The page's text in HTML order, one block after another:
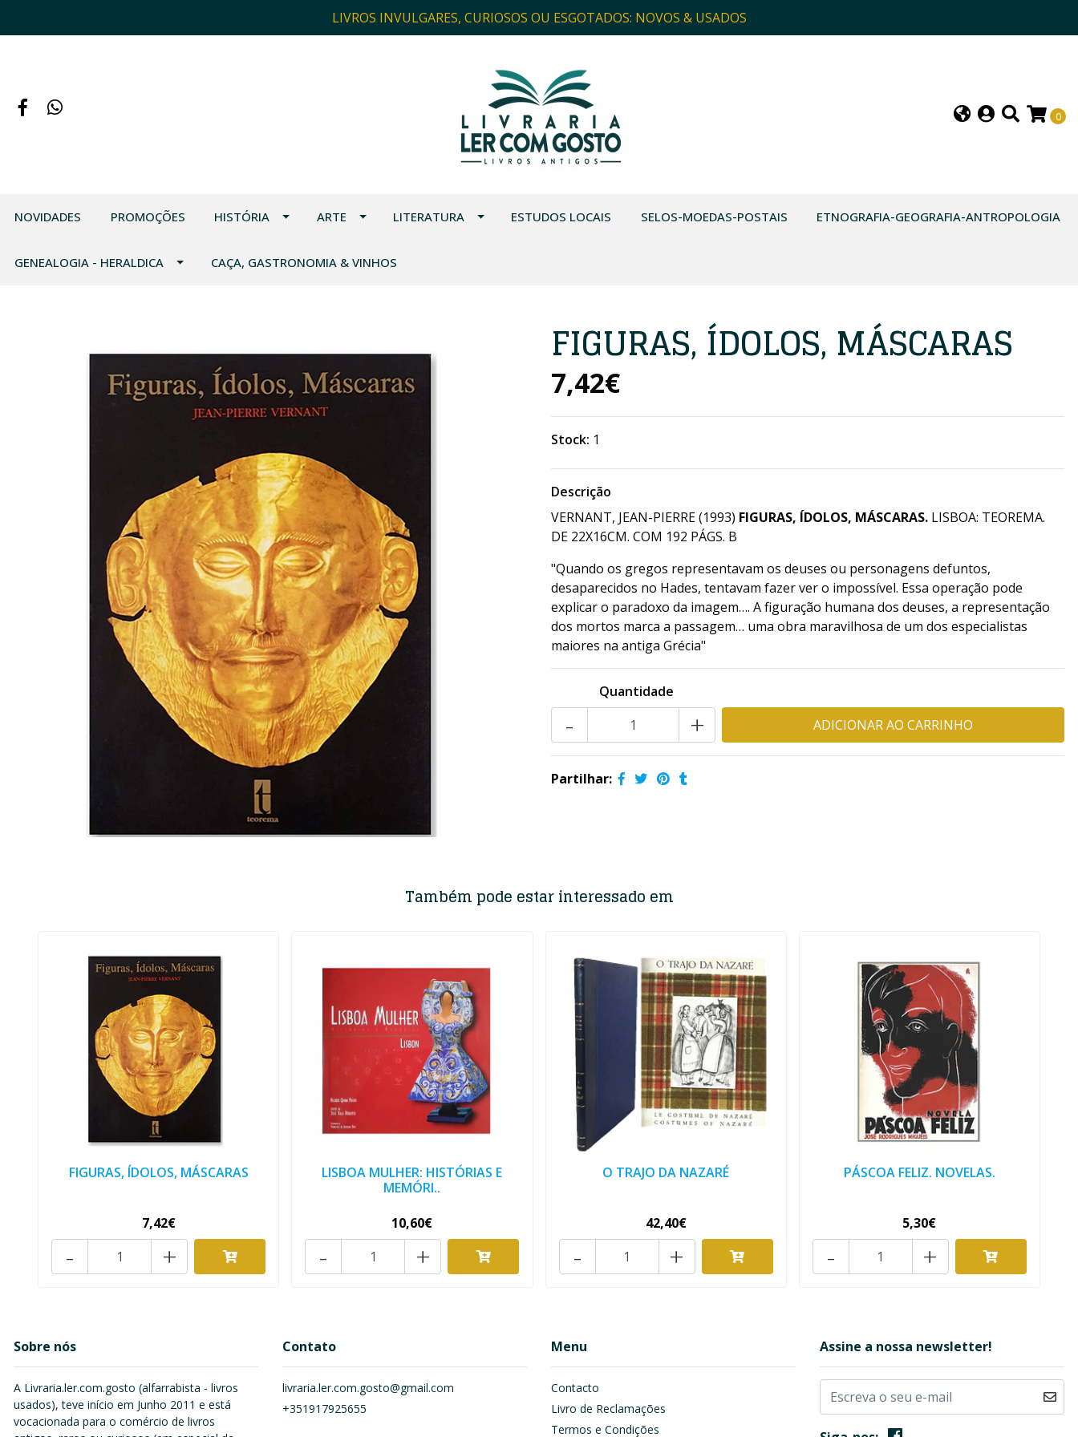
LIVROS INVULGARES, CURIOSOS OU ESGOTADOS: NOVOS & USADOS
0
NOVIDADES PROMOÇÕES HISTÓRIA ARTE LITERATURA ESTUDOS LOCAIS SELOS-MOEDAS-POSTAIS ETNOGRAFIA-GEOGRAFIA-ANTROPOLOGIA
GENEALOGIA - HERALDICA CAÇA, GASTRONOMIA & VINHOS
FIGURAS, ÍDOLOS, MÁSCARAS
7,42€
Stock: 1
Descrição
VERNANT, JEAN-PIERRE (1993) FIGURAS, ÍDOLOS, MÁSCARAS. LISBOA: TEOREMA.
DE 22X16CM. COM 192 PÁGS. B
"Quando os gregos representavam os deuses ou personagens defuntos,
desaparecidos no Hades, tentavam fazer ver o impossível. Essa operação pode
explicar o paradoxo da imagem…. A figuração humana dos deuses, a representação
dos mortos marca a passagem… uma obra maravilhosa de um dos especialistas
maiores na antiga Grécia"
Quantidade
+
-
Partilhar:
Também pode estar interessado em
FIGURAS, ÍDOLOS, MÁSCARAS
7,42€
+
-
LISBOA MULHER: HISTÓRIAS E
MEMÓRI..
10,60€
+
-
O TRAJO DA NAZARÉ
42,40€
+
-
PÁSCOA FELIZ. NOVELAS.
5,30€
+
-
Sobre nós
A Livraria.ler.com.gosto (alfarrabista - livros
usados), teve início em Junho 2011 e está
vocacionada para o comércio de livros
Contato
livraria.ler.com.gosto@gmail.com
+351917925655
Menu
Contacto
Livro de Reclamações
Termos e Condições
Assine a nossa newsletter!